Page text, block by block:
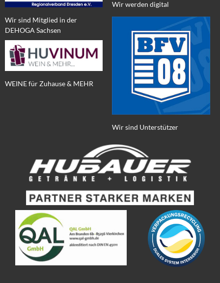
Wir sind Mitglied in der
DEHOGA Sachsen
WEINE für Zuhause & MEHR
Wir werden digital
Wir sind Unterstützer